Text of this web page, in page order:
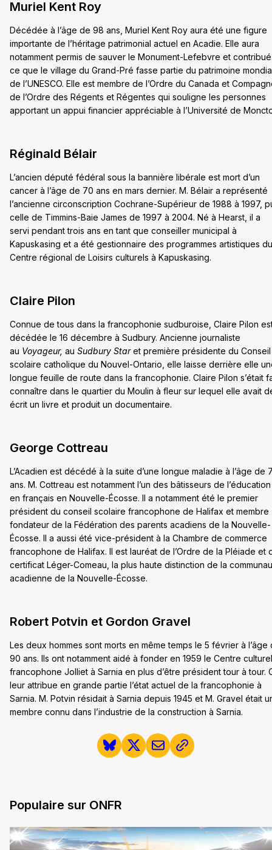
Muriel Kent Roy
Décédée à l’âge de 98 ans, Muriel Kent Roy aura été une figure
importante de l’héritage patrimonial actuel en Acadie. Elle aura
notamment permis de sauver le Monument-Lefebvre et
ce que le village du Grand-Pré fasse partie du patrimoine
de l’UNESCO. Elle est membre de l’Ordre du Canada et
de l’Ordre des Régents et Régentes qui souligne les personnes
apportant un appui financier appréciable à l’Université de
Réginald Bélair
L’ancien député fédéral sous la bannière libérale est mort d’un
cancer à l’âge de 70 ans en mars dernier. M. Bélair a représenté
l’ancienne circonscription Cochrane-Supérieur de 1988 à 1997,
celle de Timmins-Baie James de 1997 à 2004. Né à Hearst, il a
servi pendant trois ans en tant que conseiller municipal à
Kapuskasing et a été gestionnaire des programmes artistiques du
Centre régional de Loisirs culturels à Kapuskasing.
Claire Pilon
Connue de tous dans la francophonie sudburoise, Claire Pilon
décédée le 16 décembre à Sudbury. Ancienne journaliste
au Voyageur, au Sudbury Staret première présidente du Conseil
scolaire catholique du Nouvel-Ontario, elle laisse derrière elle
longue feuille de route dans la francophonie. Claire Pilon s’était
connaître dans le quartier du Moulin à fleur sur lequel elle avait
écrit un livre et produit un documentaire.
George Cottreau
L’Acadien est décédé à la suite d’une longue maladie à l’âge de
ans. M. Cottreau est notamment l’un des bâtisseurs de l’éducation
en français en Nouvelle-Écosse. Il a notamment été le premier
président du conseil scolaire francophone de Halifax et membre
fondateur de la Fédération des parents acadiens de la Nouvelle-
Écosse. Il a aussi été vice-président à la Chambre de commerce
francophone de Halifax. Il est lauréat de l’Ordre de la Pléiade et
certificat Léger-Comeau, la plus haute distinction de la
acadienne de la Nouvelle-Écosse.
Robert Potvin et Gordon Gravel
Les deux hommes sont morts en même temps le 5 février à l’âge
90 ans. Ils ont notamment aidé à fonder en 1959 le Centre culturel
francophone Jolliet à Sarnia en plus d’être président tour à tour.
leur attribue en grande partie l’état actuel de la francophonie à
Sarnia. M. Potvin résidait à Sarnia depuis 1945 et M. Gravel était
membre connu dans l’industrie de la construction à Sarnia.
Populaire sur ONFR